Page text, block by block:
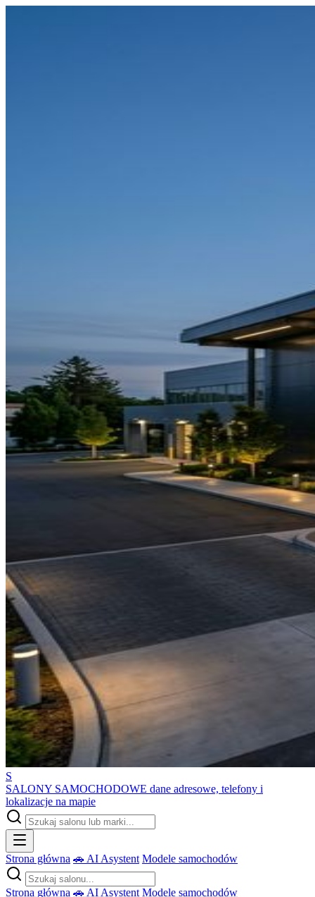
S
SALONY SAMOCHODOWE dane adresowe, telefony i
lokalizacje na mapie
Strona główna 🚗 AI Asystent Modele samochodów
Strona główna 🚗 AI Asystent Modele samochodów